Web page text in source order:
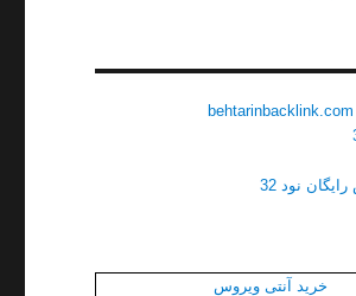
نود 32
خرید آنتی ویروس